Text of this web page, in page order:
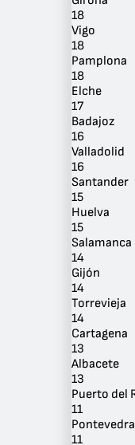
Ubicación
18
Vigo
18
Pamplona
18
Elche
17
Badajoz
16
Valladolid
16
Santander
15
Huelva
15
Salamanca
14
Gijón
14
Torrevieja
14
Cartagena
13
Albacete
13
Puerto del
11
Pontevedra
11